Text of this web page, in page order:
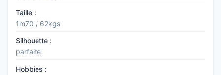
Taille :
1m70 / 62kgs
Silhouette :
parfaite
Hobbies :